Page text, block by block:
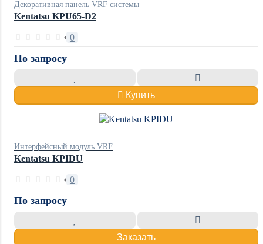
Декоративная панель VRF системы
Kentatsu KPU65-D2
0
По запросу
Купить
Интерфейсный модуль VRF
Kentatsu KPIDU
0
По запросу
Заказать